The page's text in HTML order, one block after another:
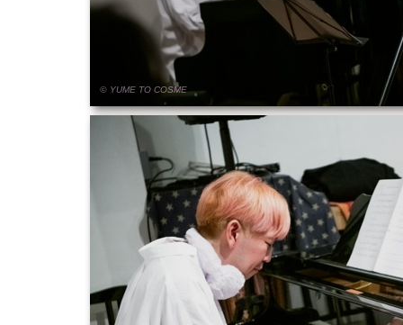
© YUME TO COSME